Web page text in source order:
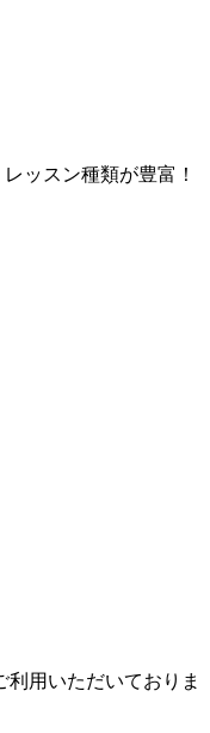
ッスン種類が豊富！
用いただいておりま